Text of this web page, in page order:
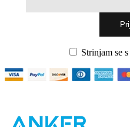
Strinjam se s